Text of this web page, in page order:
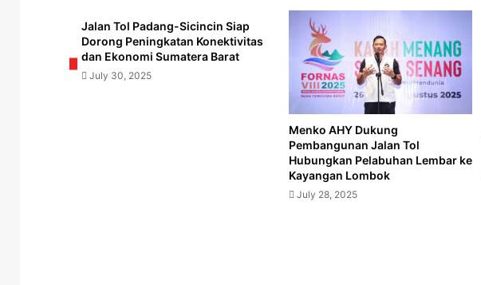
Citilink
dari
Halim
Jalan Tol Padang-Sicincin Siap
Dorong Peningkatan Konektivitas
dan Ekonomi Sumatera Barat
July 30, 2025
Menko AHY Dukung
Pembangunan Jalan Tol
Hubungkan Pelabuhan Lembar ke
Kayangan Lombok
July 28, 2025